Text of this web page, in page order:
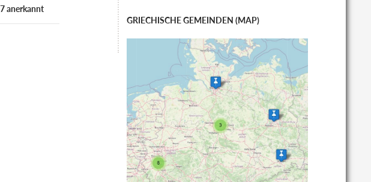
anerkannt
GRIECHISCHE GEMEINDEN (MAP)